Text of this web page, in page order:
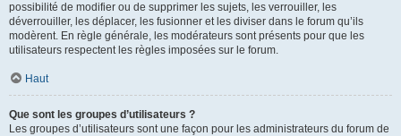
possibilité de modifier ou de supprimer les sujets, les verrouiller, les
déverrouiller, les déplacer, les fusionner et les diviser dans le forum qu’ils
modèrent. En règle générale, les modérateurs sont présents pour que les
utilisateurs respectent les règles imposées sur le forum.
Haut
Que sont les groupes d’utilisateurs ?
Les groupes d’utilisateurs sont une façon pour les administrateurs du forum de